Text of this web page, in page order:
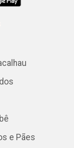
e Pães